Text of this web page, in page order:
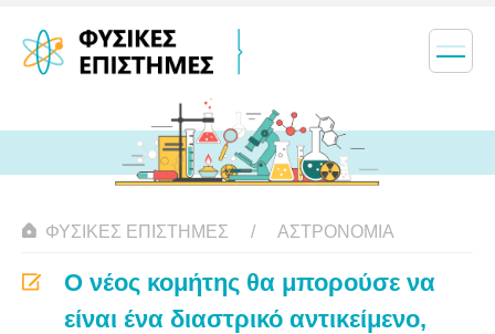
ΦΥΣΙΚΈΣ ΕΠΙΣΤΉΜΕΣ ΑΣΤΡΟΝΟΜΊΑ
Ο νέος κομήτης θα μπορούσε να
είναι ένα διαστρικό αντικείμενο,